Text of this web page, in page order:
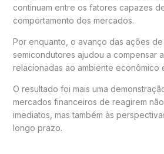
continuam entre os fatores capazes
comportamento dos mercados.
Por enquanto, o avanço das ações
semicondutores ajudou a compensar
relacionadas ao ambiente econômico
O resultado foi mais uma
mercados financeiros de reagirem
imediatos, mas também às
longo prazo.